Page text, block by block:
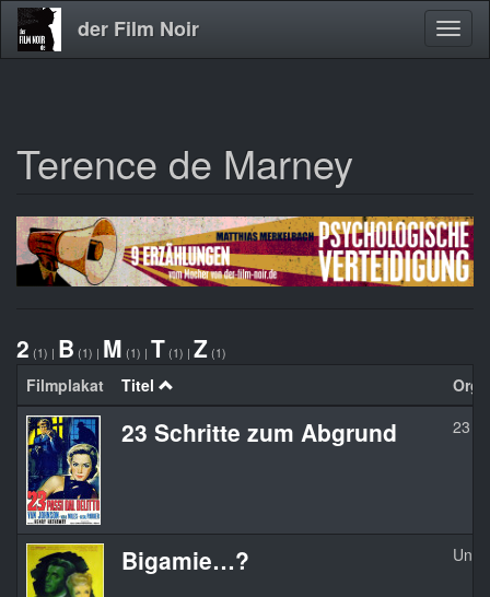
Direkt
zum
der Film Noir
Terence de Marney
2 (1) | B (1) | M (1) | T (1) | Z (1)
Filmplakat Titel
23 Schritte zum Abgrund 23
Bigamie…?